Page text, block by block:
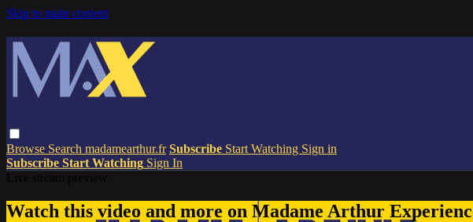
Skip to main content
Browse Search madamearthur.fr Subscribe Start Watching Sign in
Subscribe Start Watching Sign In
Watch this video and more on Madame Arthur